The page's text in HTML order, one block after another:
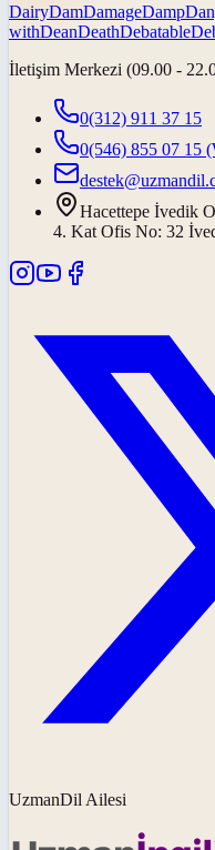
DairyDamDamageDamp
withDeanDeathDebatable
İletişim Merkezi (09.00 -
0(312) 911 37 15
0(546) 855 07 15
Hacettepe İvedik
4. Kat Ofis No: 32
UzmanDil Ailesi